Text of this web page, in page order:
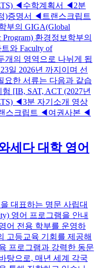
◀수학계획서 ◀2분
)증명서 ◀트랜스크립트
부의 GIGA(Global
Program) 환경정보학부의
트와 Faculty of
개의 영역으로 나뉘게 됩
일 2026년 까지이며 선
요한 서류는 다음과 같습
[IB, SAT, ACT (2027년
◀3분 자기소개 영상
스크립트 ◀여권사본 ◀
세다 대학 영어
대표하는 명문 사립대
영어 프로그램을 안내
어 전용 학부를 운영하
고등교육 기회를 제공해
프로그램과 강력한 동문
탕으로, 매년 세계 각국